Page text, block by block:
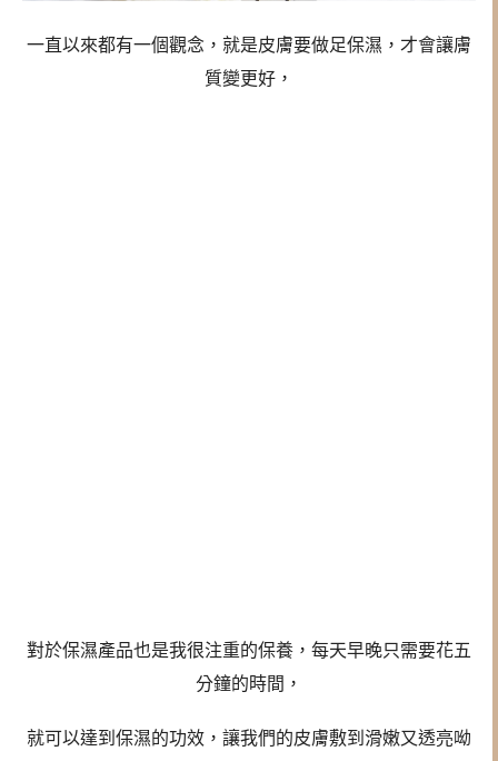
一直以來都有一個觀念，就是皮膚要做足保濕，才會讓膚
質變更好，
對於保濕產品也是我很注重的保養，每天早晚只需要花五
分鐘的時間，
就可以達到保濕的功效，讓我們的皮膚敷到滑嫩又透亮呦